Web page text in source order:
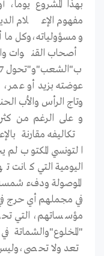
بهذا المشروع
مفهوم الإعلام
ومسؤولياته،وكل ما
أصحاب القنوات
عوضته بزيد أو عمر،
وتاج الرأس والأب
و على الرغم من
تكاليفه مقارنة
التونسي المكتوب
اليومية التي كانت
الموصولة ودفء
في مجملهم أي حرج
مؤسساتهم، التي
"المخلوع"والشماتة
تعد ولا